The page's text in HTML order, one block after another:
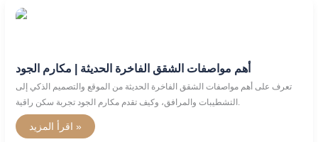
أهم مواصفات الشقق الفاخرة الحديثة | مكارم الجود
تعرف على أهم مواصفات الشقق الفاخرة الحديثة من الموقع والتصميم الذكي إلى
التشطيبات والمرافق، وكيف تقدم مكارم الجود تجربة سكن راقية.
مكارم
الجود
اقرأ المزيد »